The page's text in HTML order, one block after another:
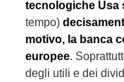
tecnologiche Usa
tempo)
motivo, la banca
europee.
degli utili e dei